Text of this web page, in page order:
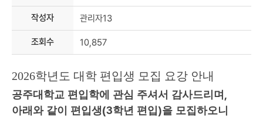
작성자 관리자13
조회수 10,857
2026학년도 대학 편입생 모집 요강 안내
공주대학교 편입학에 관심 주셔서 감사드리며
아래와 같이 편입생(3학년 편입)을 모집하오니